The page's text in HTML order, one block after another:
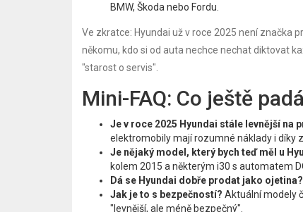
BMW, Škoda nebo Fordu.
Ve zkratce: Hyundai už v roce 2025 není značka
někomu, kdo si od auta nechce nechat diktovat
"starost o servis".
Mini-FAQ: Co ještě
Je v roce 2025 Hyundai stále levnější na
elektromobily mají rozumné náklady i díky
Je nějaký model, který bych teď měl u
kolem 2015 a některým i30 s automatem
Dá se Hyundai dobře prodat jako ojetina?
Jak je to s bezpečností? Aktuální modely
"levnější, ale méně bezpečný".